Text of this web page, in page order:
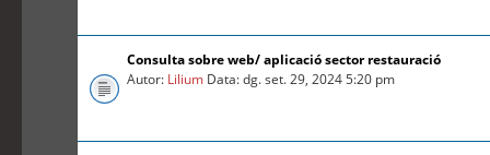
Consulta sobre web/ aplicació sector restauració
Autor: Lilium Data: dg. set. 29, 2024 5:20 pm